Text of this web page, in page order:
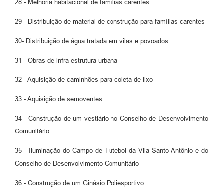
28 - Melhoria habitacional de famílias carentes
29 - Distribuição de material de construção para famílias carentes
30- Distribuição de água tratada em vilas e povoados
31 - Obras de infra-estrutura urbana
32 - Aquisição de caminhões para coleta de lixo
33 - Aquisição de semoventes
34 - Construção de um vestiário no Conselho de Desenvolvimento
Comunitário
35 - Iluminação do Campo de Futebol da Vila Santo Antônio e do
Conselho de Desenvolvimento Comunitário
36 - Construção de um Ginásio Poliesportivo